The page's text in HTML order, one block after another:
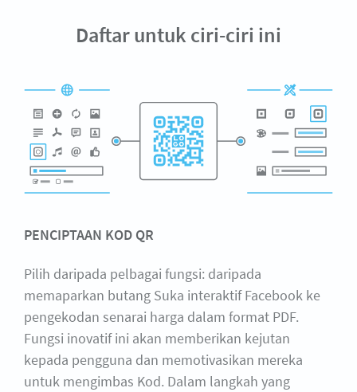
Daftar untuk ciri-ciri ini
PENCIPTAAN KOD QR
Pilih daripada pelbagai fungsi: daripada
memaparkan butang Suka interaktif Facebook ke
pengekodan senarai harga dalam format PDF.
Fungsi inovatif ini akan memberikan kejutan
kepada pengguna dan memotivasikan mereka
untuk mengimbas Kod. Dalam langkah yang